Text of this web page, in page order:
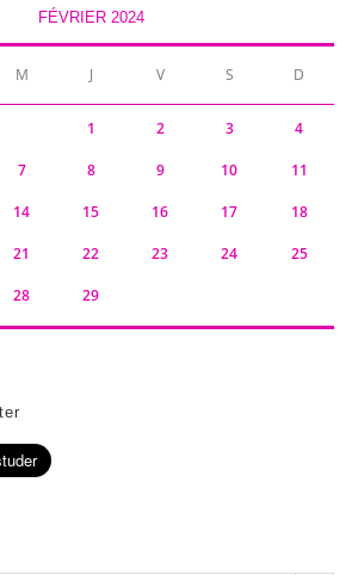
FÉVRIER 2024
M J V S D
1 2 3 4
7 8 9 10 11
14 15 16 17 18
21 22 23 24 25
28 29